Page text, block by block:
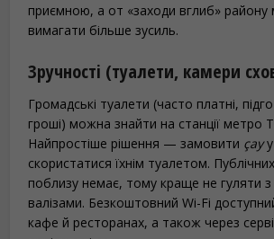
приємною, а от «заходи вглиб»
вимагати більше зусиль.
Зручності (туалети, камери
Громадські туалети (часто платні,
гроші) можна знайти на станції метро
Найпростіше рішення — замовити çayу
скористатися їхнім туалетом.
поблизу немає, тому краще не гуляти
валізами. Безкоштовний Wi-Fi
кафе й ресторанах, а також через